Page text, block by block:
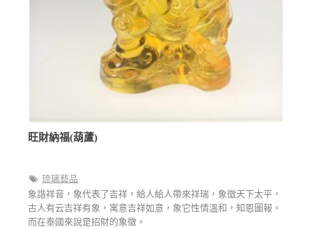
旺財納福(葫蘆)
琉璃藝品
象諧祥音，象代表了吉祥，給人給人帶來祥瑞，象徵天下太平，
古人有云吉祥有象，寓意吉祥如意，象它性情溫和，知恩圖報。
而在泰國來說是招財的象徵。